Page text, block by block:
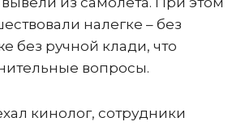
налегке – без
без ручной клади, что
вопросы.
кинолог, сотрудники